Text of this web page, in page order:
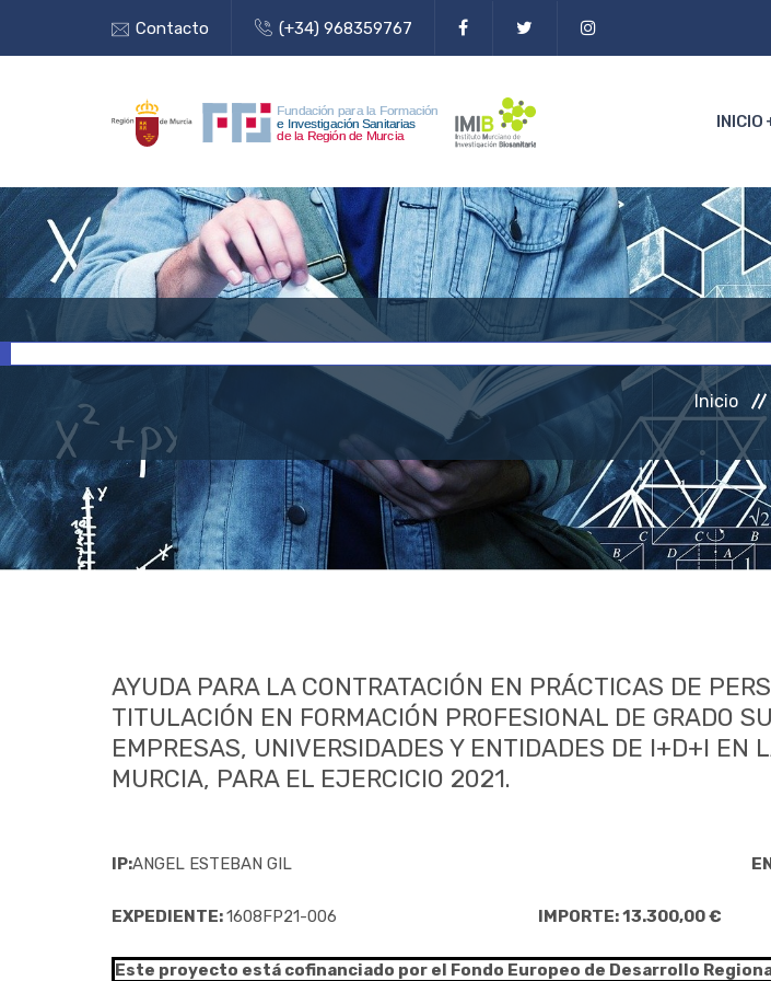
Contacto (+34) 968359767
INICIO
Inicio
AYUDA PARA LA CONTRATACIÓN EN PRÁCTICAS DE
TITULACIÓN EN FORMACIÓN PROFESIONAL DE GRADO
EMPRESAS, UNIVERSIDADES Y ENTIDADES DE I+D+I EN
MURCIA, PARA EL EJERCICIO 2021.
IP:ANGEL ESTEBAN GIL
EXPEDIENTE:1608FP21-006 IMPORTE: 13.300,00 €
Este proyecto está cofinanciado por el Fondo Europeo de Desarrollo